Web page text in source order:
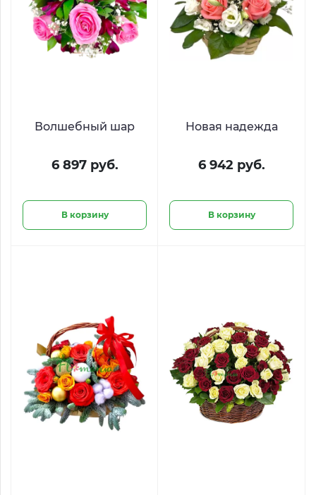
Волшебный шар
6 897 руб.
В корзину
Новая надежда
6 942 руб.
В корзину